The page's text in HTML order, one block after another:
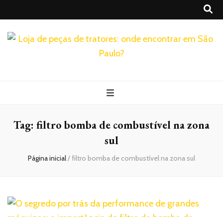
Tag: filtro bomba de combustível na zona
sul
Página inicial/filtro bomba de combustível na zona sul